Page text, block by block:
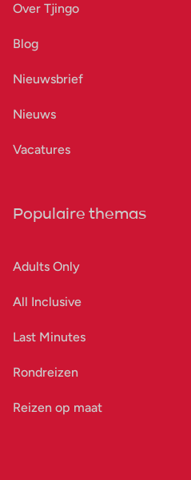
Over Tjingo
Blog
Nieuwsbrief
Nieuws
Vacatures
Populaire themas
Adults Only
All Inclusive
Last Minutes
Rondreizen
Reizen op maat